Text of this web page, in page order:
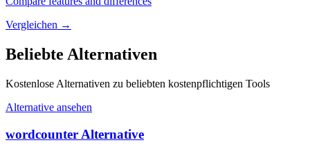
Vergleichen →
Beliebte Alternativen
Kostenlose Alternativen zu beliebten kostenpflichtigen Tools
Alternative ansehen
wordcounter Alternative